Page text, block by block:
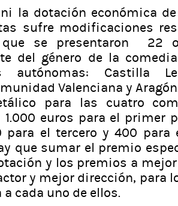
la dotación económica
sufre modificaciones
se presentaron 22
del género de la
autónomas: Castilla
Valenciana y
para las cuatro
1.000 euros para el primer
para el tercero y 400
que sumar el premio
y los premios a
y mejor dirección, para
cada uno de ellos.